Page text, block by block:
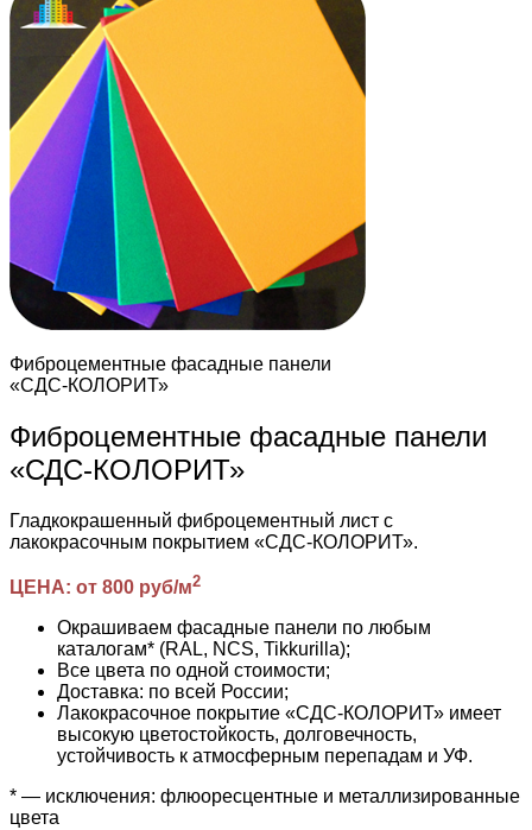
Фиброцементные фасадные панели
«СДС-КОЛОРИТ»
Фиброцементные фасадные панели
«СДС-КОЛОРИТ»
Гладкокрашенный фиброцементный лист с
лакокрасочным покрытием «СДС-КОЛОРИТ».
ЦЕНА: от 800 руб/м2
Окрашиваем фасадные панели по любым
каталогам* (RAL, NCS, Tikkurilla);
Все цвета по одной стоимости;
Доставка: по всей России;
Лакокрасочное покрытие «СДС-КОЛОРИТ» имеет
высокую цветостойкость, долговечность,
устойчивость к атмосферным перепадам и УФ.
* — исключения: флюоресцентные и металлизированные
цвета